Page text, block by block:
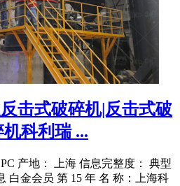
击式破碎机|反击式破
科利瑞 ...
产地： 上海 信息完整度： 典型
白金会员 第 15 年 名 称：上海科